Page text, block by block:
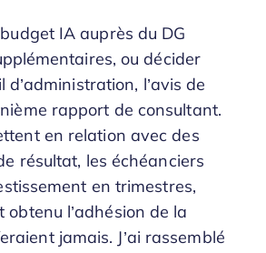
IA auprès du DG
ou décider
l’avis de
rapport de consultant.
en relation avec des
résultat, les échéanciers
en trimestres,
l’adhésion de la
jamais. J’ai rassemblé